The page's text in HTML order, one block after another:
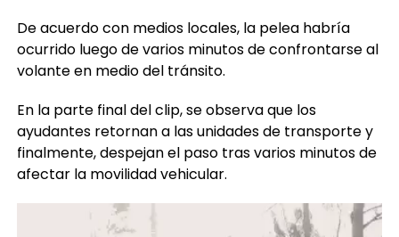
De acuerdo con medios locales, la pelea habría
ocurrido luego de varios minutos de confrontarse al
volante en medio del tránsito.
En la parte final del clip, se observa que los
ayudantes retornan a las unidades de transporte y
finalmente, despejan el paso tras varios minutos de
afectar la movilidad vehicular.